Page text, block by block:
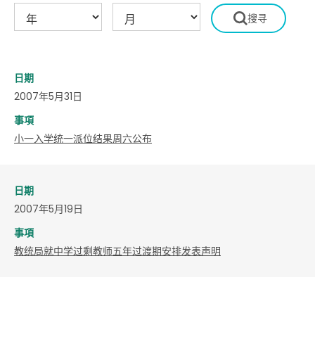
日期
2007年5月31日
事項
小一入学统一派位结果周六公布
日期
2007年5月19日
事項
教统局就中学过剩教师五年过渡期安排发表声明